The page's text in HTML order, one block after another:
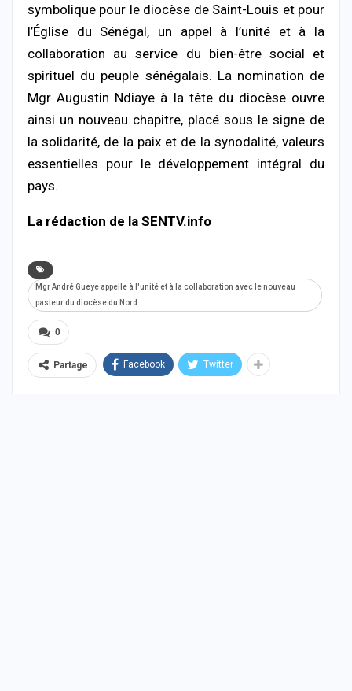
symbolique pour le diocèse de Saint-Louis et pour
l’Église du Sénégal, un appel à l’unité et à la
collaboration au service du bien-être social et
spirituel du peuple sénégalais. La nomination de
Mgr Augustin Ndiaye à la tête du diocèse ouvre
ainsi un nouveau chapitre, placé sous le signe de
la solidarité, de la paix et de la synodalité, valeurs
essentielles pour le développement intégral du
pays.
La rédaction de la SENTV.info
Mgr André Gueye appelle à l'unité et à la collaboration avec le nouveau
pasteur du diocèse du Nord
0
Partage Facebook Twitter